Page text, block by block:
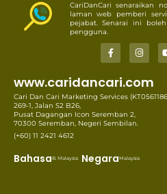
CariDanCari senaraikan
laman web pemberi
pejabat. Senarai ini
pengguna.
www.caridancari.com
Cari Dan Cari Marketing Services
269-1, Jalan S2 B26,
Pusat Dagangan Icon Seremban 2,
70300 Seremban, Negeri Sembilan.
(+60) 11 2421 4612
BahasaB. Malaysia NegaraMalaysia